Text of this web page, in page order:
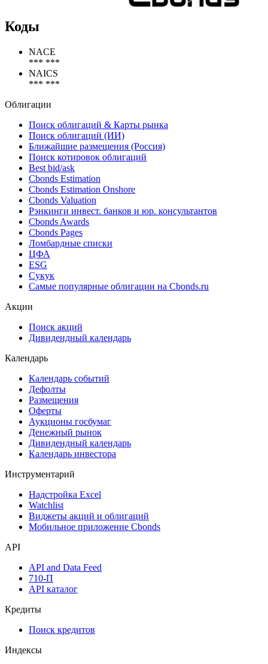
Коды
NACE
*** ***
NAICS
*** ***
Облигации
Поиск облигаций & Карты рынка
Поиск облигаций (ИИ)
Ближайшие размещения (Россия)
Поиск котировок облигаций
Best bid/ask
Cbonds Estimation
Cbonds Estimation Onshore
Cbonds Valuation
Рэнкинги инвест. банков и юр. консультантов
Cbonds Awards
Cbonds Pages
Ломбардные списки
ЦФА
ESG
Сукук
Самые популярные облигации на Cbonds.ru
Акции
Поиск акций
Дивидендный календарь
Календарь
Календарь событий
Дефолты
Размещения
Оферты
Аукционы госбумаг
Денежный рынок
Дивидендный календарь
Календарь инвестора
Инструментарий
Надстройка Excel
Watchlist
Виджеты акций и облигаций
Мобильное приложение Cbonds
API
API and Data Feed
710-П
API каталог
Кредиты
Поиск кредитов
Индексы